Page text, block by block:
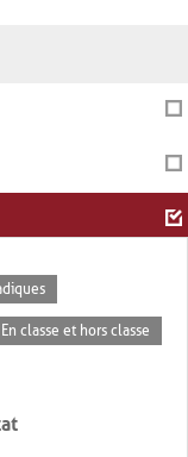
classe et hors classe